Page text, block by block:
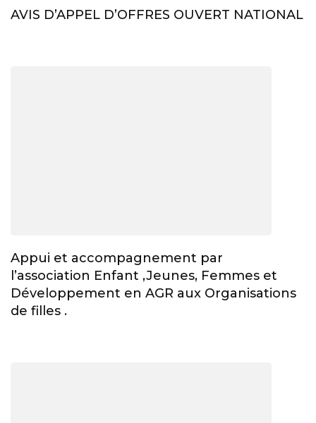
AVIS D’APPEL D’OFFRES OUVERT NATIONAL
Appui et accompagnement par
l’association Enfant ,Jeunes, Femmes et
Développement en AGR aux Organisations
de filles .